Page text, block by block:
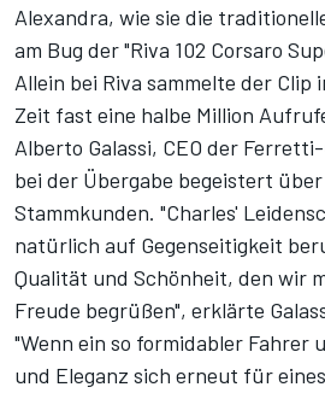
Alexandra, wie sie die
am Bug der "Riva 102 Corsaro
Allein bei Riva sammelte der
Zeit fast eine halbe Million
Alberto Galassi, CEO der
bei der Übergabe begeistert
Stammkunden. "Charles'
natürlich auf Gegenseitigkeit
Qualität und Schönheit, den wir
Freude begrüßen", erklärte
"Wenn ein so formidabler Fahrer
und Eleganz sich erneut für